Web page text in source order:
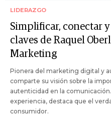
LIDERAZGO
Simplificar, conectar
claves de Raquel
Marketing
Pionera del marketing digital y
comparte su visión sobre la
autenticidad en la
experiencia, destaca que el
consumidor.